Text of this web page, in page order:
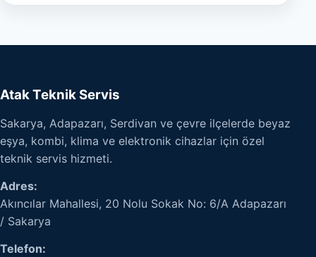
Atak Teknik Servis
Sakarya, Adapazarı, Serdivan ve çevre ilçelerde beyaz
eşya, kombi, klima ve elektronik cihazlar için özel
teknik servis hizmeti.
Adres:
Akıncılar Mahallesi, 20 Nolu Sokak No: 6/A Adapazarı
/ Sakarya
Telefon: